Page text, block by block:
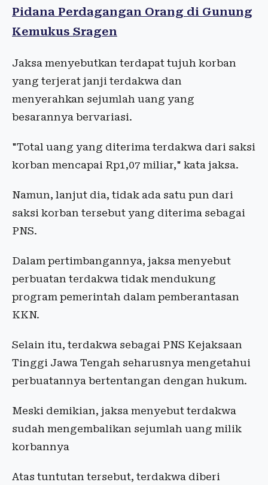
Pidana Perdagangan Orang di Gunung
Kemukus Sragen
Jaksa menyebutkan terdapat tujuh korban
yang terjerat janji terdakwa dan
menyerahkan sejumlah uang yang
besarannya bervariasi.
"Total uang yang diterima terdakwa dari saksi
korban mencapai Rp1,07 miliar," kata jaksa.
Namun, lanjut dia, tidak ada satu pun dari
saksi korban tersebut yang diterima sebagai
PNS.
Dalam pertimbangannya, jaksa menyebut
perbuatan terdakwa tidak mendukung
program pemerintah dalam pemberantasan
KKN.
Selain itu, terdakwa sebagai PNS Kejaksaan
Tinggi Jawa Tengah seharusnya mengetahui
perbuatannya bertentangan dengan hukum.
Meski demikian, jaksa menyebut terdakwa
sudah mengembalikan sejumlah uang milik
korbannya
Atas tuntutan tersebut, terdakwa diberi